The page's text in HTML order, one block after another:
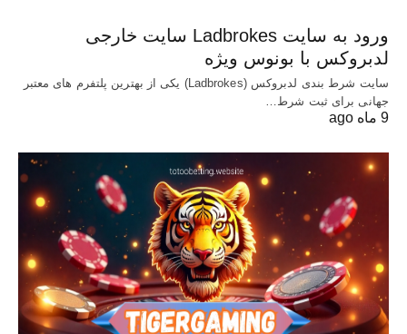
ورود به سایت Ladbrokes سایت خارجی
لدبروکس با بونوس ویژه
سایت شرط بندی لدبروکس (Ladbrokes) یکی از بهترین پلتفرم های معتبر
جهانی برای ثبت شرط…
9 ماه ago